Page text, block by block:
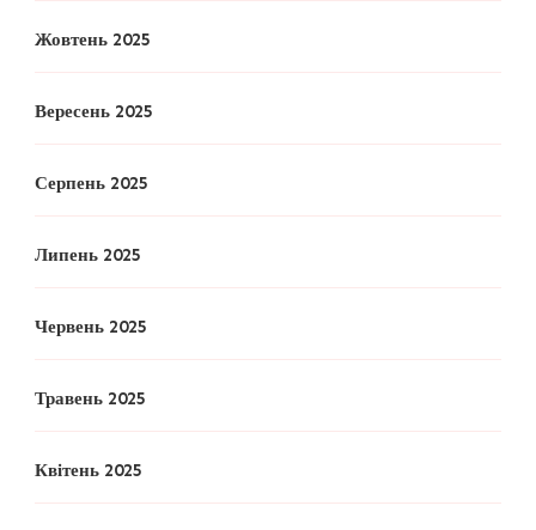
Жовтень 2025
Вересень 2025
Серпень 2025
Липень 2025
Червень 2025
Травень 2025
Квітень 2025